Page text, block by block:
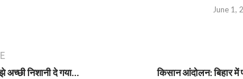
June 1,
अच्छी निशानी दे गया…
किसान आंदोलन: बिहार में